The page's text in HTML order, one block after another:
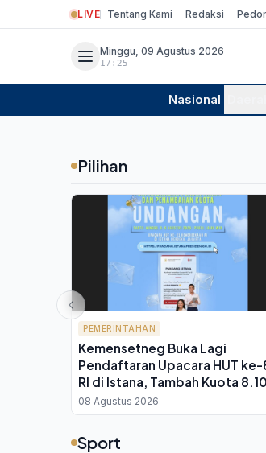
LIVE Tentang Kami Redaksi
Minggu, 09 Agustus 2026
17:25
Nasional
Pilihan
PEMERINTAHAN
Kemensetneg Buka Lagi
Pendaftaran Upacara HUT ke-
RI di Istana, Tambah Kuota
Kursi
08 Agustus 2026
Sport